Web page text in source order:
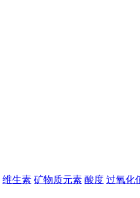
维生素 矿物质元素 酸度 过氧化